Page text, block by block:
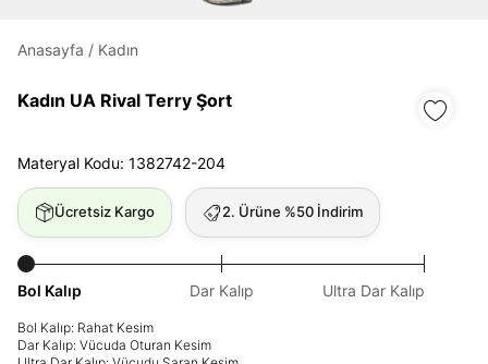
Anasayfa / Kadın
Kadın UA Rival Terry Şort
Materyal Kodu: 1382742-204
Ücretsiz Kargo 2. Ürüne %50 İndirim
Bol Kalıp Dar Kalıp Ultra Dar Kalıp
Bol Kalıp: Rahat Kesim
Dar Kalıp: Vücuda Oturan Kesim